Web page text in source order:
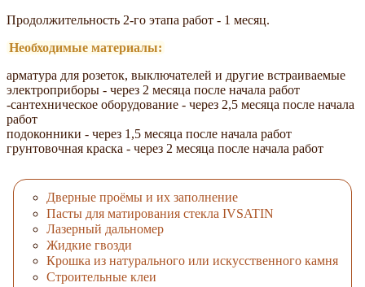
Продолжительность 2-го этапа работ - 1 месяц.
Необходимые материалы:
арматура для розеток, выключателей и другие встраиваемые
электроприборы - через 2 месяца после начала работ
-сантехническое оборудование - через 2,5 месяца после начала
работ
подоконники - через 1,5 месяца после начала работ
грунтовочная краска - через 2 месяца после начала работ
Дверные проёмы и их заполнение
Пасты для матирования стекла IVSATIN
Лазерный дальномер
Жидкие гвозди
Крошка из натурального или искусственного камня
Строительные клеи